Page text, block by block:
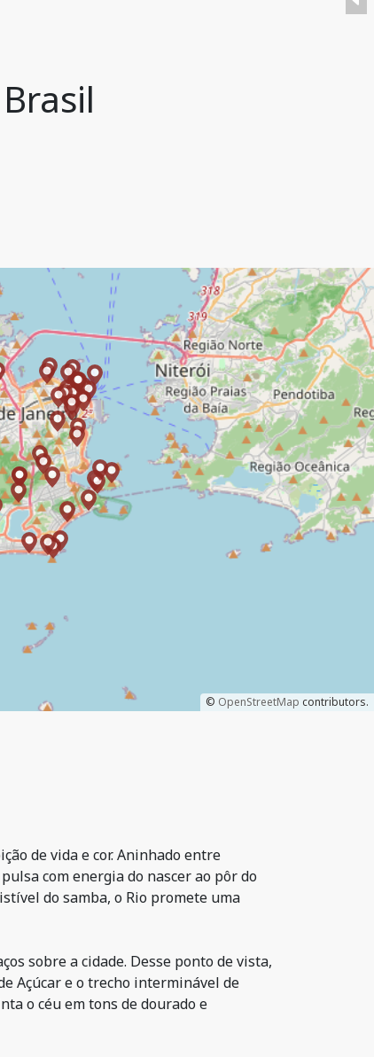
© OpenStreetMap contributors.
de vida e cor. Aninhado entre
com energia do nascer ao pôr do
do samba, o Rio promete uma
sobre a cidade. Desse ponto de vista,
Açúcar e o trecho interminável de
o céu em tons de dourado e